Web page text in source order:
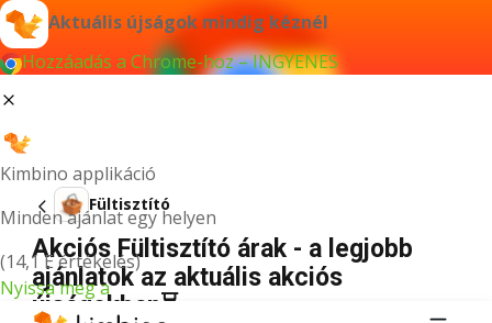
Aktuális újságok mindig kéznél
Hozzáadás a Chrome-hoz – INGYENES
Kimbino applikáció
Minden ajánlat egy helyen
(14,1 E értékelés)
Nyissa meg a
Fültisztító
Akciós Fültisztító árak - a legjobb
ajánlatok az aktuális akciós
újságokban⏳